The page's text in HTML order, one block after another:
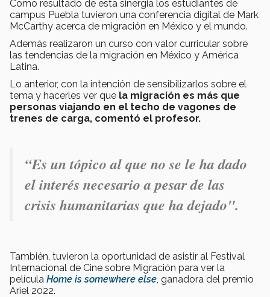
Como resultado de esta sinergia los estudiantes de
campus Puebla tuvieron una conferencia digital de Mark
McCarthy acerca de migración en México y el mundo.
Además realizaron un curso con valor curricular sobre
las tendencias de la migración en México y América
Latina.
Lo anterior, con la intención de sensibilizarlos sobre el
tema y hacerles ver que la migración es más que
personas viajando en el techo de vagones de
trenes de carga, comentó el profesor.
“Es un tópico al que no se le ha dado
el interés necesario a pesar de las
crisis humanitarias que ha dejado".
También, tuvieron la oportunidad de asistir al Festival
Internacional de Cine sobre Migración para ver la
película Home is somewhere else , ganadora del premio
Ariel 2022.